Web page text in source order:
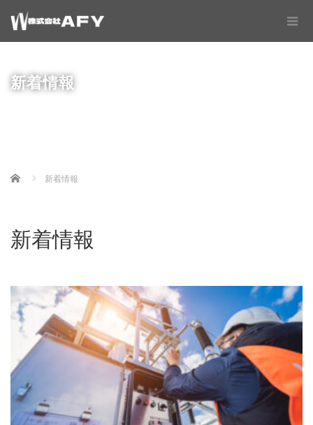
新着情報
Home 新着情報
新着情報